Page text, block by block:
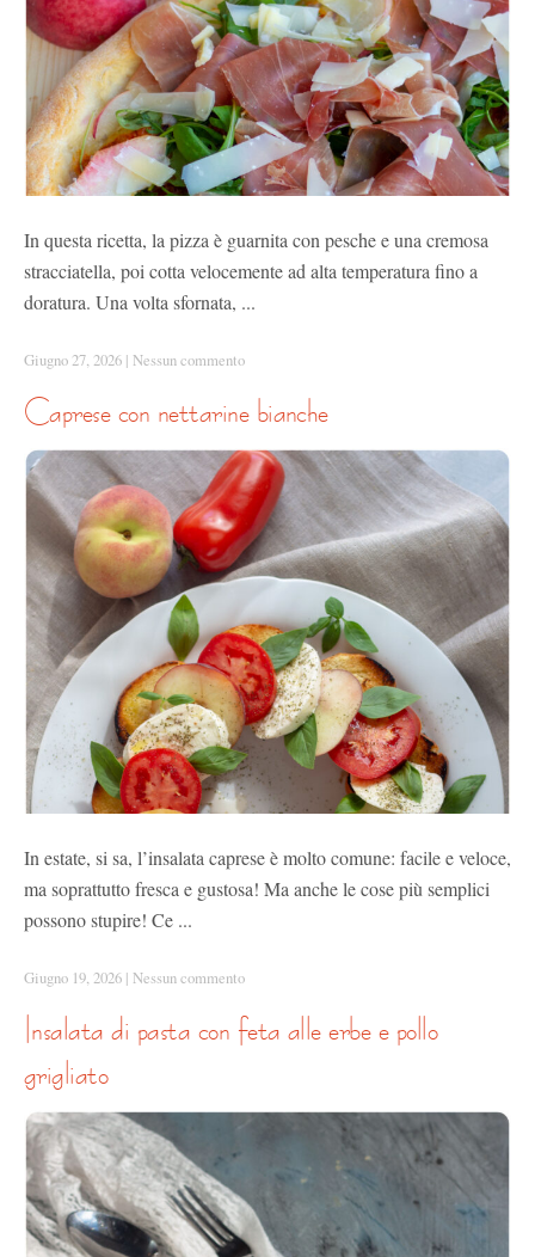
In questa ricetta, la pizza è guarnita con pesche e una cremosa
stracciatella, poi cotta velocemente ad alta temperatura fino a
doratura. Una volta sfornata, ...
Giugno 27, 2026 | Nessun commento
caprese con nettarine bianche
In estate, si sa, l’insalata caprese è molto comune: facile e veloce,
ma soprattutto fresca e gustosa! Ma anche le cose più semplici
possono stupire! Ce ...
Giugno 19, 2026 | Nessun commento
insalata di pasta con feta alle erbe e pollo
grigliato